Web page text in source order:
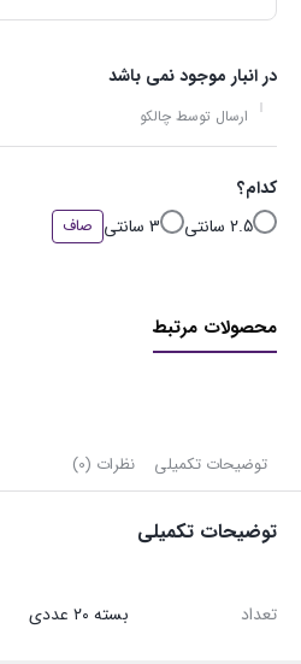
در انبار موجود نمی باشد
ارسال توسط چالکو
کدام؟
2.5 سانتی
3 سانتی صاف
محصولات مرتبط
توضیحات تکمیلی نظرات (0)
توضیحات تکمیلی
تعداد بسته ۲۰ عددی